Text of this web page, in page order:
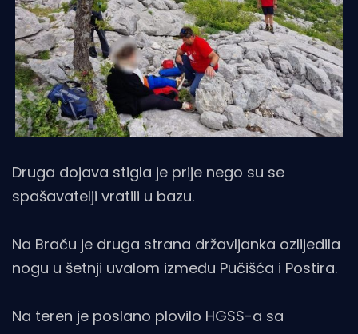
Druga dojava stigla je prije nego su se
spašavatelji vratili u bazu.
Na Braču je druga strana državljanka ozlijedila
nogu u šetnji uvalom između Pučišća i Postira.
Na teren je poslano plovilo HGSS-a sa